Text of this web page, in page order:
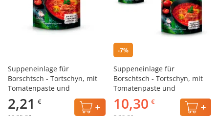
Suppeneinlage für
Borschtsch - Tortschyn, mit
Tomatenpaste und
Gemüsepaprika, 220 g
2,21 €
-7%
Suppeneinlage für
Borschtsch - Tortschyn, mit
Tomatenpaste und
Gemüsepaprika, 5 х 220 g
10,30 €